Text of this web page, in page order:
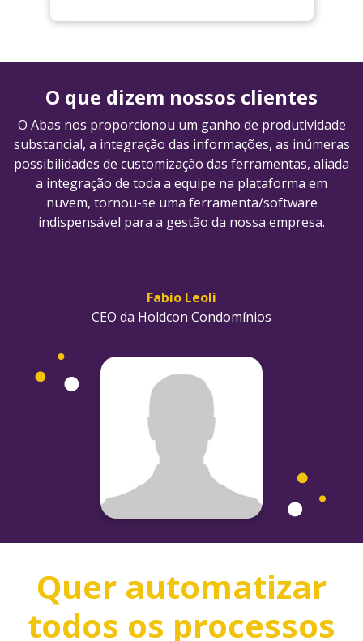
O que dizem nossos clientes
O Abas nos proporcionou um ganho de produtividade
substancial, a integração das informações, as inúmeras
possibilidades de customização das ferramentas, aliada
a integração de toda a equipe na plataforma em
nuvem, tornou-se uma ferramenta/software
indispensável para a gestão da nossa empresa.
Fabio Leoli
CEO da Holdcon Condomínios
Quer automatizar
todos os processos